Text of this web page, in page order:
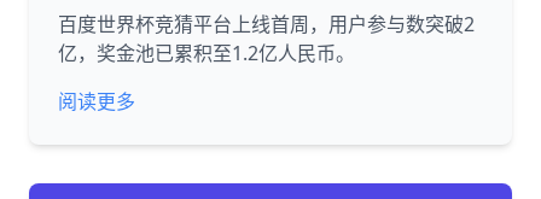
百度世界杯竞猜平台上线首周，用户参与数突破2
亿，奖金池已累积至1.2亿人民币。
阅读更多